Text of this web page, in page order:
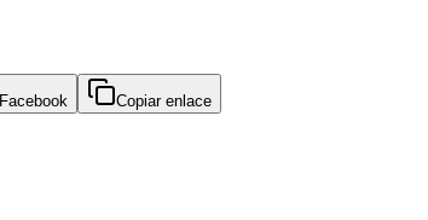
Facebook Copiar enlace